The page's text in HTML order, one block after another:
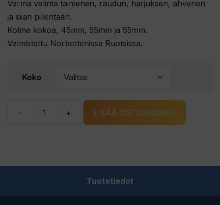
Varma valinta taimenen, raudun, harjuksen, ahvenen
ja siian pilkintään.
Kolme kokoa, 45mm, 55mm ja 55mm.
Valmistettu Norbottenissa Ruotsissa.
Koko
-
LIDMANS
määrä
+ LISÄÄ OSTOSKORIIN
Tuotetiedot